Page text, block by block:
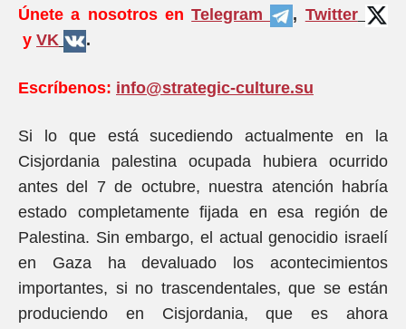
Únete a nosotros en Telegram , Twitter
y VK .
Escríbenos: info@strategic-culture.su
Si lo que está sucediendo actualmente en la
Cisjordania palestina ocupada hubiera ocurrido
antes del 7 de octubre, nuestra atención habría
estado completamente fijada en esa región de
Palestina. Sin embargo, el actual genocidio israelí
en Gaza ha devaluado los acontecimientos
importantes, si no trascendentales, que se están
produciendo en Cisjordania, que es ahora